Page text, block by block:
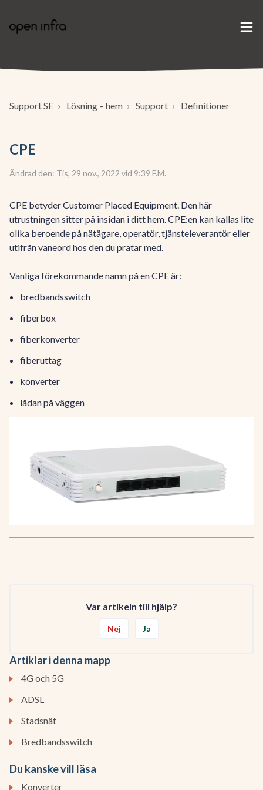
Support SE Lösning – hem Support Definitioner
CPE
Ändrad den: Tis, 29 nov., 2022 vid 9:39 F.M.
CPE betyder Customer Placed Equipment. Den här
utrustningen sitter på insidan i ditt hem. CPE:en kan kallas lite
olika beroende på nätägare, operatör, tjänsteleverantör eller
utifrån vaneord hos den du pratar med.
Vanliga förekommande namn på en CPE är:
bredbandsswitch
fiberbox
fiberkonverter
fiberuttag
konverter
lådan på väggen
Var artikeln till hjälp?
Nej Ja
Artiklar i denna mapp
4G och 5G
ADSL
Stadsnät
Bredbandsswitch
Du kanske vill läsa
Konverter